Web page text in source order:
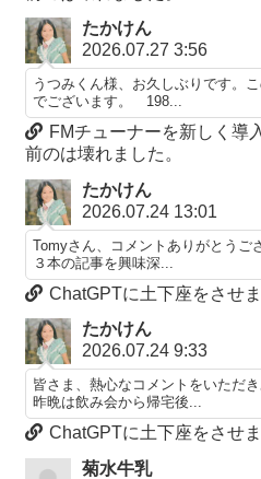
たかけん
2026.07.27 3:56
うつみくん様、お久しぶりです。
でございます。 198...
FMチューナーを新しく導
前のは壊れました。
たかけん
2026.07.24 13:01
Tomyさん、コメントありがとうご
３本の記事を興味深...
ChatGPTに土下座をさせ
たかけん
2026.07.24 9:33
皆さま、熱心なコメントをいただ
昨晩は飲み会から帰宅後...
ChatGPTに土下座をさせ
菊水牛乳